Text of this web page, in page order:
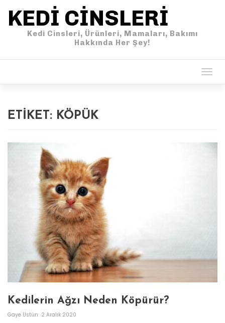
KEDI CINSLERI
Kedi Cinsleri, Ürünleri, Mamaları, Bakımı
Hakkında Her Şey!
ETIKET: KÖPÜK
Kedilerin Ağzı Neden Köpürür?
Gaye Üstün 2 Aralık 2020